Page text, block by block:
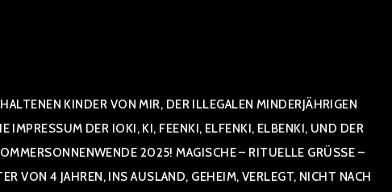
KINDER VON MIR, DER ILLEGALEN MINDERJÄHRIGEN
DER IOKI, KI, FEENKI, ELFENKI, ELBENKI, UND DER
2025! MAGISCHE – RITUELLE GRÜSSE – GR
4 JAHREN, INS AUSLAND, GEHEIM, VERLEGT, NICHT NACH SPA